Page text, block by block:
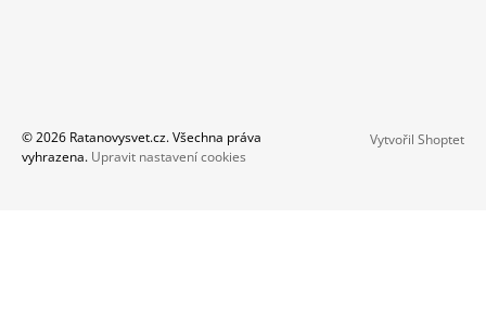
Vytvořil Shoptet
© 2026 Ratanovysvet.cz. Všechna práva
vyhrazena. Upravit nastavení cookies